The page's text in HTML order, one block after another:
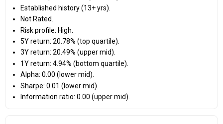
Established history (13+ yrs).
Not Rated.
Risk profile: High.
5Y return: 20.78% (top quartile).
3Y return: 20.49% (upper mid).
1Y return: 4.94% (bottom quartile).
Alpha: 0.00 (lower mid).
Sharpe: 0.01 (lower mid).
Information ratio: 0.00 (upper mid).